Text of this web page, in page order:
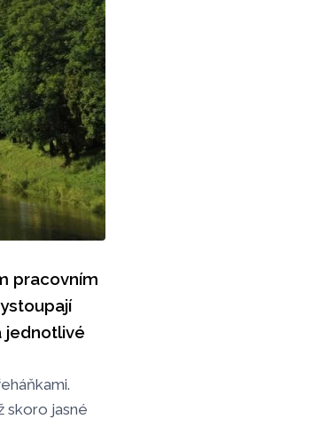
pracovním
jednotlivé
skoro jasné